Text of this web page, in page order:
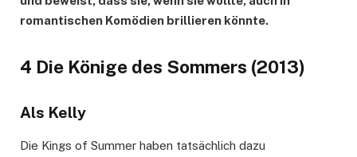
romantischen Komödien brillieren könnte.
4 Die Könige des Sommers (2013)
Als Kelly
Die Kings of Summer haben tatsächlich dazu